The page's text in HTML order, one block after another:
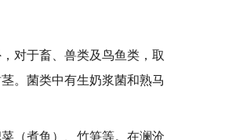
对于畜、兽类及鸟鱼类，取
。菌类中有生奶浆菌和熟马
（煮鱼）、竹笋等。在澜沧